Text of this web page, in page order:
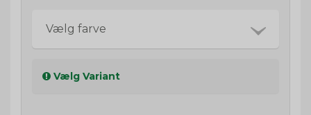
Vælg farve
Vælg Variant